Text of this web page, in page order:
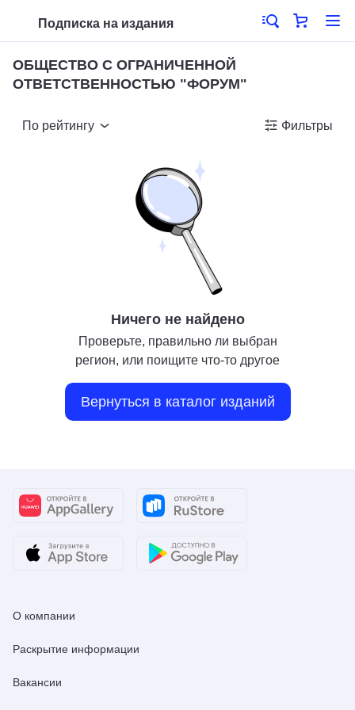
Подписка на издания
ОБЩЕСТВО С ОГРАНИЧЕННОЙ
ОТВЕТСТВЕННОСТЬЮ "ФОРУМ"
По рейтингу Фильтры
Ничего не найдено
Проверьте, правильно ли выбран
регион, или поищите что-то другое
Вернуться в каталог изданий
О компании
Раскрытие информации
Вакансии